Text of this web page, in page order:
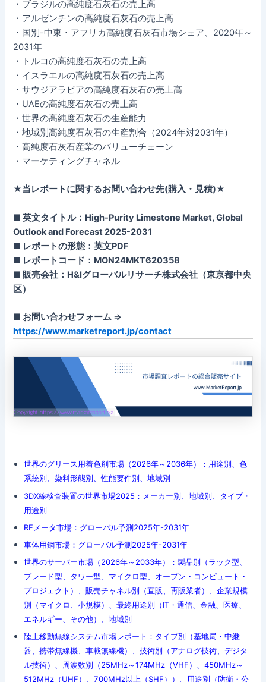
・ブラジルの高純度石灰石の売上高
・アルゼンチンの高純度石灰石の売上高
・国別-中東・アフリカ高純度石灰石市場シェア、2020年～
2031年
・トルコの高純度石灰石の売上高
・イスラエルの高純度石灰石の売上高
・サウジアラビアの高純度石灰石の売上高
・UAEの高純度石灰石の売上高
・世界の高純度石灰石の生産能力
・地域別高純度石灰石の生産割合（2024年対2031年）
・高純度石灰石産業のバリューチェーン
・マーケティングチャネル
★当レポートに関するお問い合わせ先(購入・見積)★
■ 英文タイトル：High-Purity Limestone Market, Global
Outlook and Forecast 2025-2031
■ レポートの形態：英文PDF
■ レポートコード：MON24MKT620358
■ 販売会社：H&Iグローバルリサーチ株式会社（東京都中央
区）
■ お問い合わせフォーム ⇒
https://www.marketreport.jp/contact
世界のグリース用着色剤市場（2026年～2036年）：用途別、色
系統別、染料形態別、性能要件別、地域別
3DX線検査装置の世界市場2025：メーカー別、地域別、タイプ・
用途別
RFメータ市場：グローバル予測2025年-2031年
車体用鋼市場：グローバル予測2025年-2031年
世界のサーバー市場（2026年～2033年）：製品別（ラック型、
ブレード型、タワー型、マイクロ型、オープン・コンピュート・
プロジェクト）、販売チャネル別（直販、再販業者）、企業規模
別（マイクロ、小規模）、最終用途別（IT・通信、金融、医療、
エネルギー、その他）、地域別
陸上移動無線システム市場レポート：タイプ別（基地局・中継
器、携帯無線機、車載無線機）、技術別（アナログ技術、デジタ
ル技術）、周波数別（25MHz～174MHz（VHF）、450MHz～
512MHz（UHF）、700MHz以上（SHF））、用途別（防衛・公